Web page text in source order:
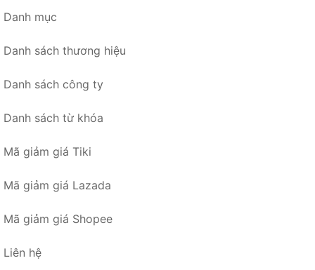
Danh mục
Danh sách thương hiệu
Danh sách công ty
Danh sách từ khóa
Mã giảm giá Tiki
Mã giảm giá Lazada
Mã giảm giá Shopee
Liên hệ